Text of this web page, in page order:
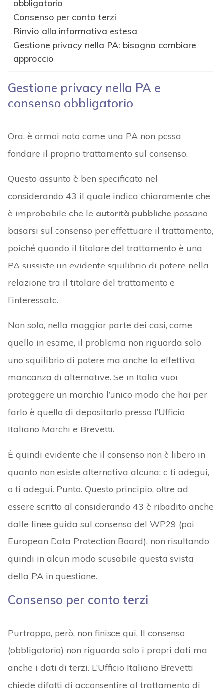
obbligatorio
Consenso per conto terzi
Rinvio alla informativa estesa
Gestione privacy nella PA: bisogna cambiare
approccio
Gestione privacy nella PA e
consenso obbligatorio
Ora, è ormai noto come una PA non possa
fondare il proprio trattamento sul consenso.
Questo assunto è ben specificato nel
considerando 43 il quale indica chiaramente che
è improbabile che le autorità pubbliche possano
basarsi sul consenso per effettuare il trattamento,
poiché quando il titolare del trattamento è una
PA sussiste un evidente squilibrio di potere nella
relazione tra il titolare del trattamento e
l’interessato.
Non solo, nella maggior parte dei casi, come
quello in esame, il problema non riguarda solo
uno squilibrio di potere ma anche la effettiva
mancanza di alternative. Se in Italia vuoi
proteggere un marchio l’unico modo che hai per
farlo è quello di depositarlo presso l’Ufficio
Italiano Marchi e Brevetti.
È quindi evidente che il consenso non è libero in
quanto non esiste alternativa alcuna: o ti adegui,
o ti adegui. Punto. Questo principio, oltre ad
essere scritto al considerando 43 è ribadito anche
dalle linee guida sul consenso del WP29 (poi
European Data Protection Board), non risultando
quindi in alcun modo scusabile questa svista
della PA in questione.
Consenso per conto terzi
Purtroppo, però, non finisce qui. Il consenso
(obbligatorio) non riguarda solo i propri dati ma
anche i dati di terzi. L’Ufficio Italiano Brevetti
chiede difatti di acconsentire al trattamento di